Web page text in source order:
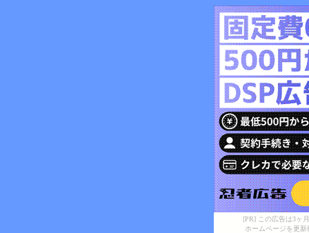
[PR] この広告は3ヶ
ホームページを更